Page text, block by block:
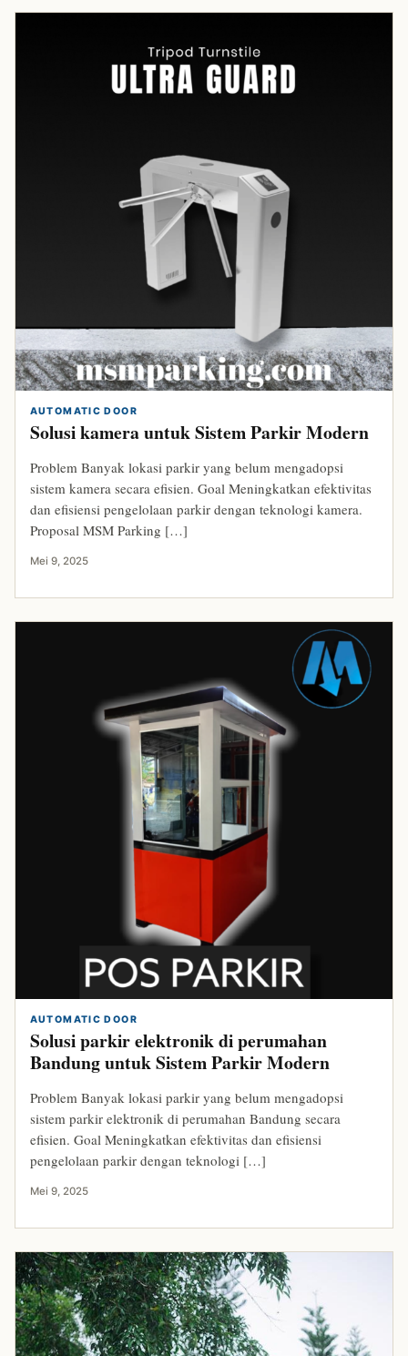
AUTOMATIC DOOR
Solusi kamera untuk Sistem Parkir Modern
Problem Banyak lokasi parkir yang belum mengadopsi
sistem kamera secara efisien. Goal Meningkatkan efektivitas
dan efisiensi pengelolaan parkir dengan teknologi kamera.
Proposal MSM Parking […]
Mei 9, 2025
AUTOMATIC DOOR
Solusi parkir elektronik di perumahan
Bandung untuk Sistem Parkir Modern
Problem Banyak lokasi parkir yang belum mengadopsi
sistem parkir elektronik di perumahan Bandung secara
efisien. Goal Meningkatkan efektivitas dan efisiensi
pengelolaan parkir dengan teknologi […]
Mei 9, 2025